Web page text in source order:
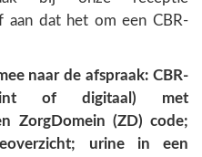
aan dat het om een CBR-
naar de afspraak: CBR-
of digitaal) met
ZorgDomein (ZD) code;
urine in een